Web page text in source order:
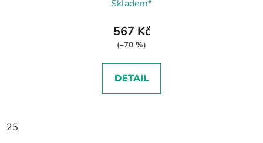
Skladem*
567 Kč
(–70 %)
DETAIL
25